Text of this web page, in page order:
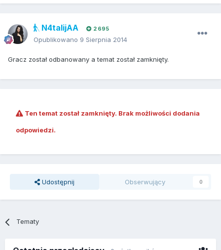
N4talijAA 2 695
Opublikowano 9 Sierpnia 2014
Gracz został odbanowany a temat został zamknięty.
Ten temat został zamknięty. Brak możliwości dodania
odpowiedzi.
Udostępnij Obserwujący 0
Tematy